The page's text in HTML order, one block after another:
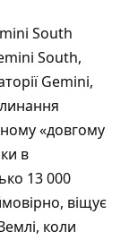
South
South,
Gemini,
«довгому
в
13 000
віщує
коли